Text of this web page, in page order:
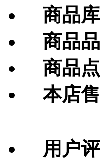
商品
商品
商品
本店
用户